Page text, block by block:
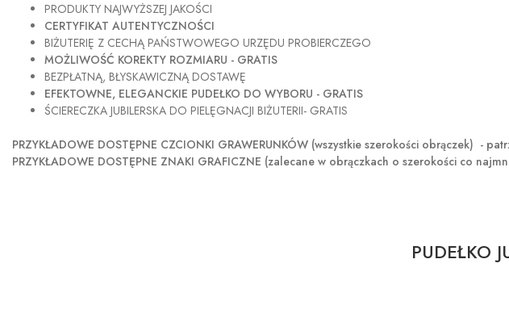
PRODUKTY NAJWYŻSZEJ JAKOŚCI
CERTYFIKAT AUTENTYCZNOŚCI
BIŻUTERIĘ Z CECHĄ PAŃSTWOWEGO URZĘDU PROBIERCZEGO
MOŻLIWOŚĆ KOREKTY ROZMIARU - GRATIS
BEZPŁATNĄ, BŁYSKAWICZNĄ DOSTAWĘ
EFEKTOWNE, ELEGANCKIE PUDEŁKO DO WYBORU - GRATIS
ŚCIERECZKA JUBILERSKA DO PIELĘGNACJI BIŻUTERII- GRATIS
PRZYKŁADOWE DOSTĘPNE CZCIONKI GRAWERUNKÓW (wszystkie szerokości obrączek) -
PRZYKŁADOWE DOSTĘPNE ZNAKI GRAFICZNE (zalecane w obrączkach o szerokości co
PUDEŁKO